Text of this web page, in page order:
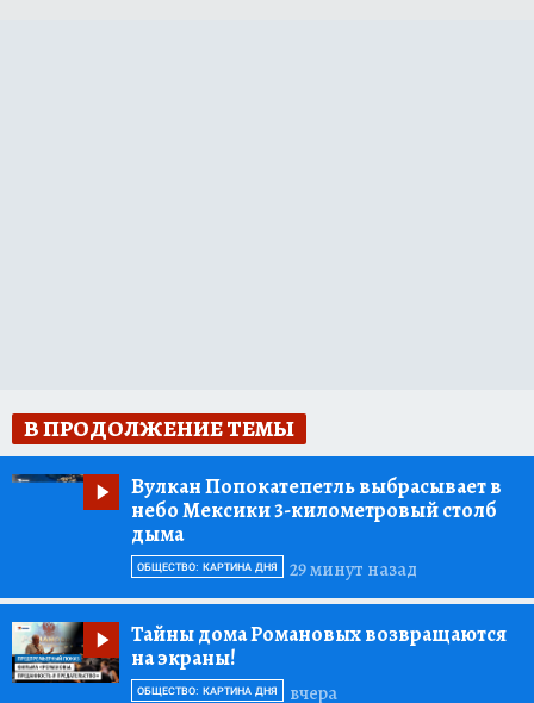
В ПРОДОЛЖЕНИЕ ТЕМЫ
Вулкан Попокатепетль выбрасывает в
небо Мексики 3-километровый столб
дыма
29 минут назад
ОБЩЕСТВО: КАРТИНА ДНЯ
Тайны дома Романовых возвращаются
на экраны!
вчера
ОБЩЕСТВО: КАРТИНА ДНЯ